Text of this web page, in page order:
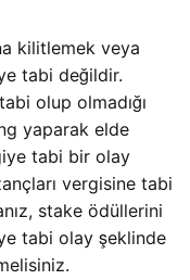
kilitlemek veya
tabi değildir.
olup olmadığı
yaparak elde
tabi bir olay
vergisine tabi
stake ödüllerini
tabi olay şeklinde